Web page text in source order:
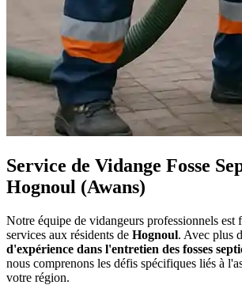
Service de Vidange Fosse
Hognoul (Awans)
Notre équipe de vidangeurs professionnels est
services aux résidents de Hognoul. Avec plus
d'expérience dans l'entretien des fosses
nous comprenons les défis spécifiques liés à
votre région.